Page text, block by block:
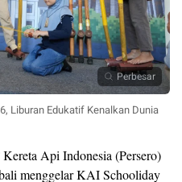
Perbesar
Liburan Edukatif Kenalkan Dunia
Api Indonesia (Persero)
menggelar KAI Schooliday